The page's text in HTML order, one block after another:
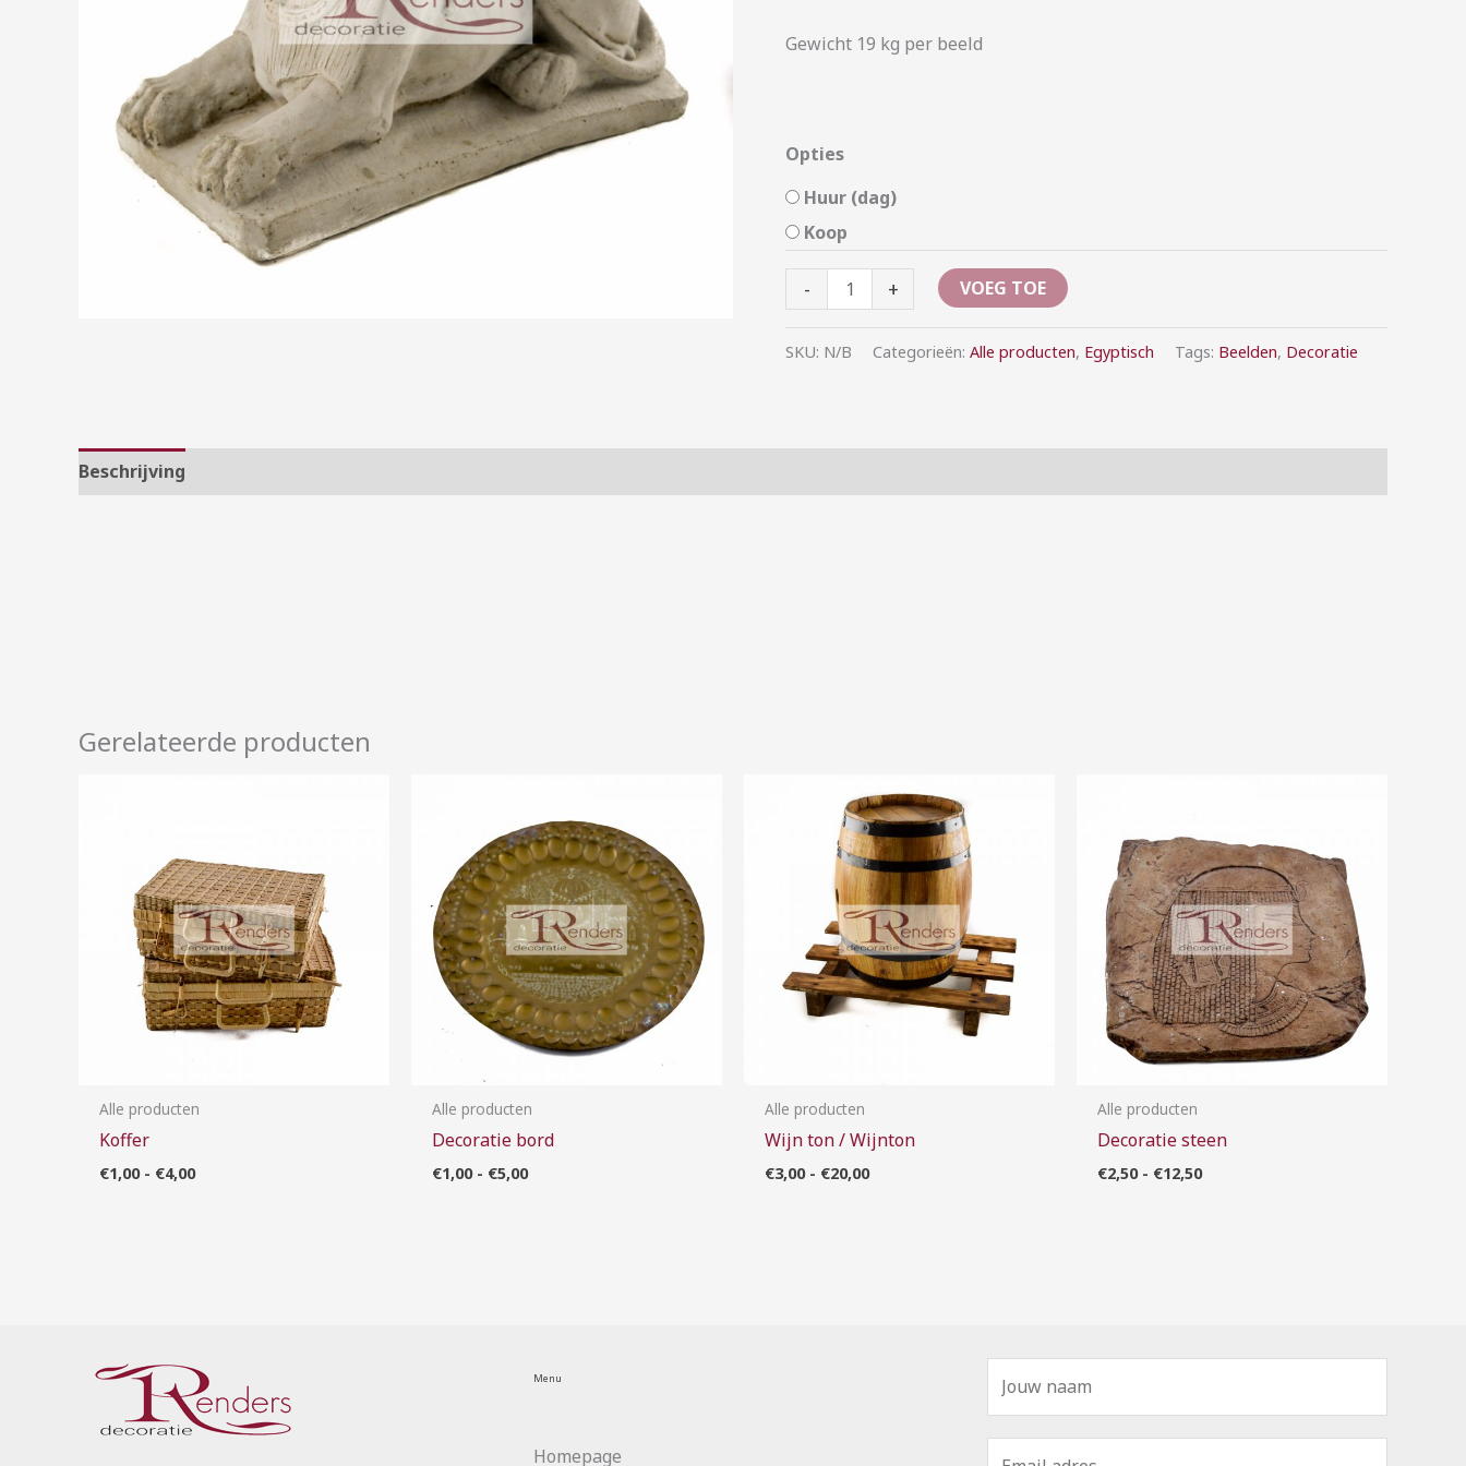
Gewicht 19 kg per beeld
Opties
Huur (dag)
Koop
- + VOEG TOE
SKU: N/B Categorieën: Alle producten, Egyptisch Tags: Beelden, Decoratie
Beschrijving
Gerelateerde producten
Alle producten
Koffer
€1,00 - €4,00
Alle producten
Decoratie bord
€1,00 - €5,00
tot
€5,00
Alle producten
Wijn ton / Wijnton
€3,00 - €20,00
€3,00
tot
€20,00
Alle producten
Decoratie steen
€2,50 - €12,50
€12,50
Menu
Homepage
m